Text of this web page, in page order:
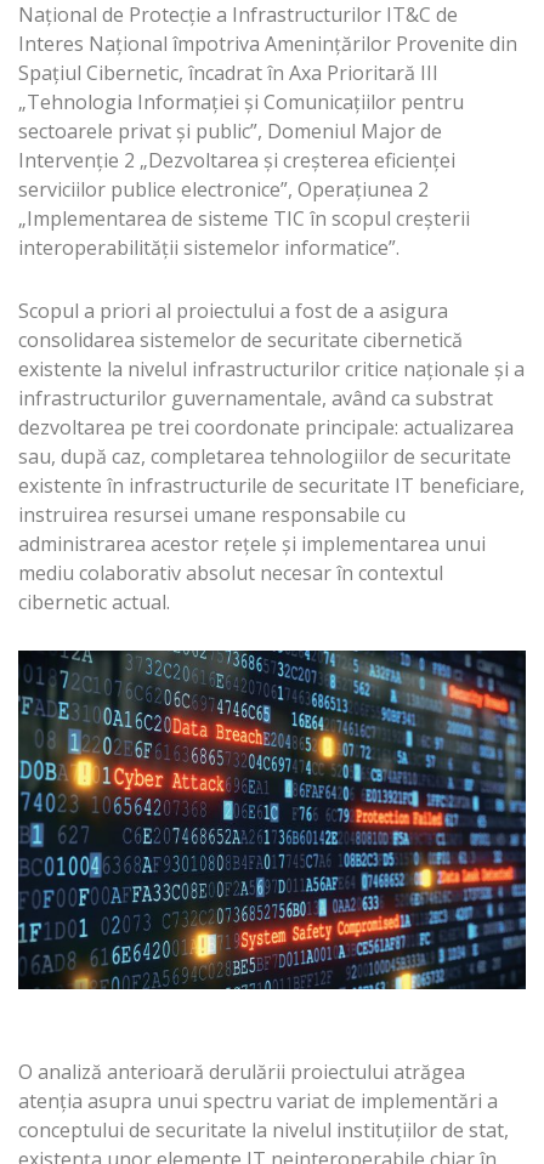
Național de Protecție a Infrastructurilor IT&C de
Interes Național împotriva Amenințărilor Provenite din
Spațiul Cibernetic, încadrat în Axa Prioritară III
„Tehnologia Informaţiei şi Comunicaţiilor pentru
sectoarele privat şi public”, Domeniul Major de
Intervenţie 2 „Dezvoltarea şi creşterea eficienţei
serviciilor publice electronice”, Operaţiunea 2
„Implementarea de sisteme TIC în scopul creşterii
interoperabilităţii sistemelor informatice”.
Scopul a priori al proiectului a fost de a asigura
consolidarea sistemelor de securitate cibernetică
existente la nivelul infrastructurilor critice naţionale şi a
infrastructurilor guvernamentale, având ca substrat
dezvoltarea pe trei coordonate principale: actualizarea
sau, după caz, completarea tehnologiilor de securitate
existente în infrastructurile de securitate IT beneficiare,
instruirea resursei umane responsabile cu
administrarea acestor rețele și implementarea unui
mediu colaborativ absolut necesar în contextul
cibernetic actual.
O analiză anterioară derulării proiectului atrăgea
atenția asupra unui spectru variat de implementări a
conceptului de securitate la nivelul instituțiilor de stat,